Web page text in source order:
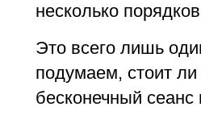
несколько
Это всего лишь
подумаем, стоит ли
бесконечный